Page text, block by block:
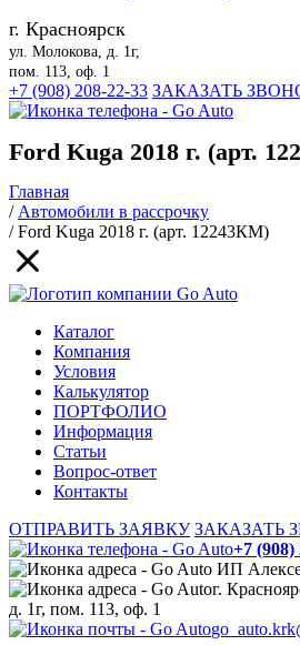
г. Красноярск
ул. Молокова, д. 1г,
пом. 113, оф. 1
+7 (908) 208-22-33 ЗАКАЗАТЬ
Ford Kuga 2018 г. (арт.
Главная
/Автомобили в рассрочку
/Ford Kuga 2018 г. (арт. 12243КМ)
Каталог
Компания
Условия
Калькулятор
ПОРТФОЛИО
Информация
Статьи
Вопрос-ответ
Контакты
ОТПРАВИТЬ ЗАЯВКУ ЗАКАЗАТЬ
+7 (908)
ИП
г.
д. 1г, пом. 113, оф. 1